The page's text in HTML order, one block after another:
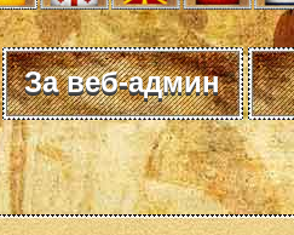
За веб-админ